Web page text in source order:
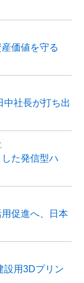
価値を守る
中社長が打ち出
た発信型ハ
促進へ、日本
設用3Dプリン